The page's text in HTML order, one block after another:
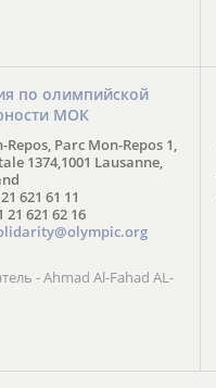
по олимпийской
МОК
Parc Mon-Repos 1,
1374,1001 Lausanne,
621 61 11
21 621 62 16
- Ahmad Al-Fahad AL-